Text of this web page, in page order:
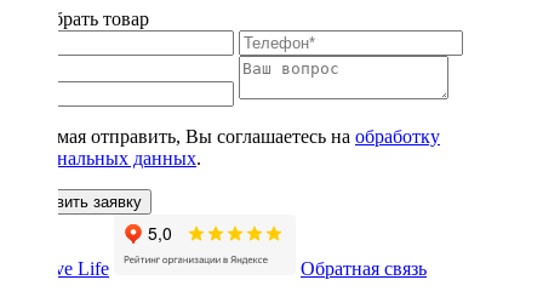
Подобрать товар
Нажимая отправить, Вы соглашаетесь на обработку
персональных данных.
Оставить заявку
Обратная связь